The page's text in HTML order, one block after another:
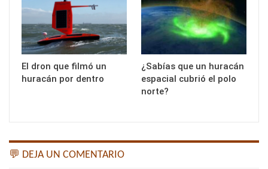
El dron que filmó un
huracán por dentro
¿Sabías que un huracán
espacial cubrió el polo
norte?
💬 DEJA UN COMENTARIO